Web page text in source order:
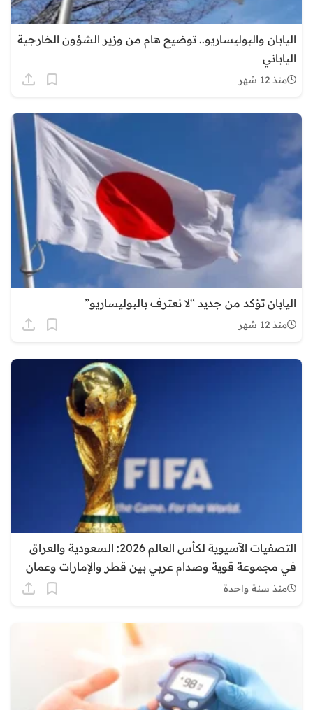
اليابان والبوليساريو.. توضيح هام من وزير الشؤون الخارجية
الياباني
منذ 12 شهر
اليابان تؤكد من جديد “لا نعترف بالبوليساريو”
منذ 12 شهر
التصفيات الآسيوية لكأس العالم 2026: السعودية والعراق
في مجموعة قوية وصدام عربي بين قطر والإمارات وعمان
منذ سنة واحدة